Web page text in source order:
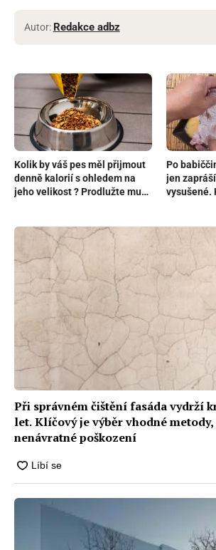
Autor: Redakce adbz
Kolik by váš pes měl přijmout
denně kalorií s ohledem na
jeho velikost ? Prodlužte mu
Po
jen
vysušené.
Při správném čištění fasáda vydrží
let. Klíčový je výběr vhodné
nenávratné poškození